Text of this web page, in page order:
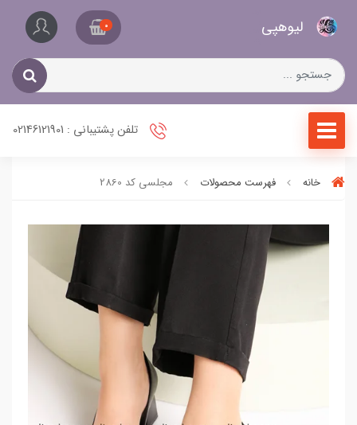
لیو‌هپی 0
تلفن پشتیبانی : 02146121901
خانه فهرست محصولات مجلسی کد 2860